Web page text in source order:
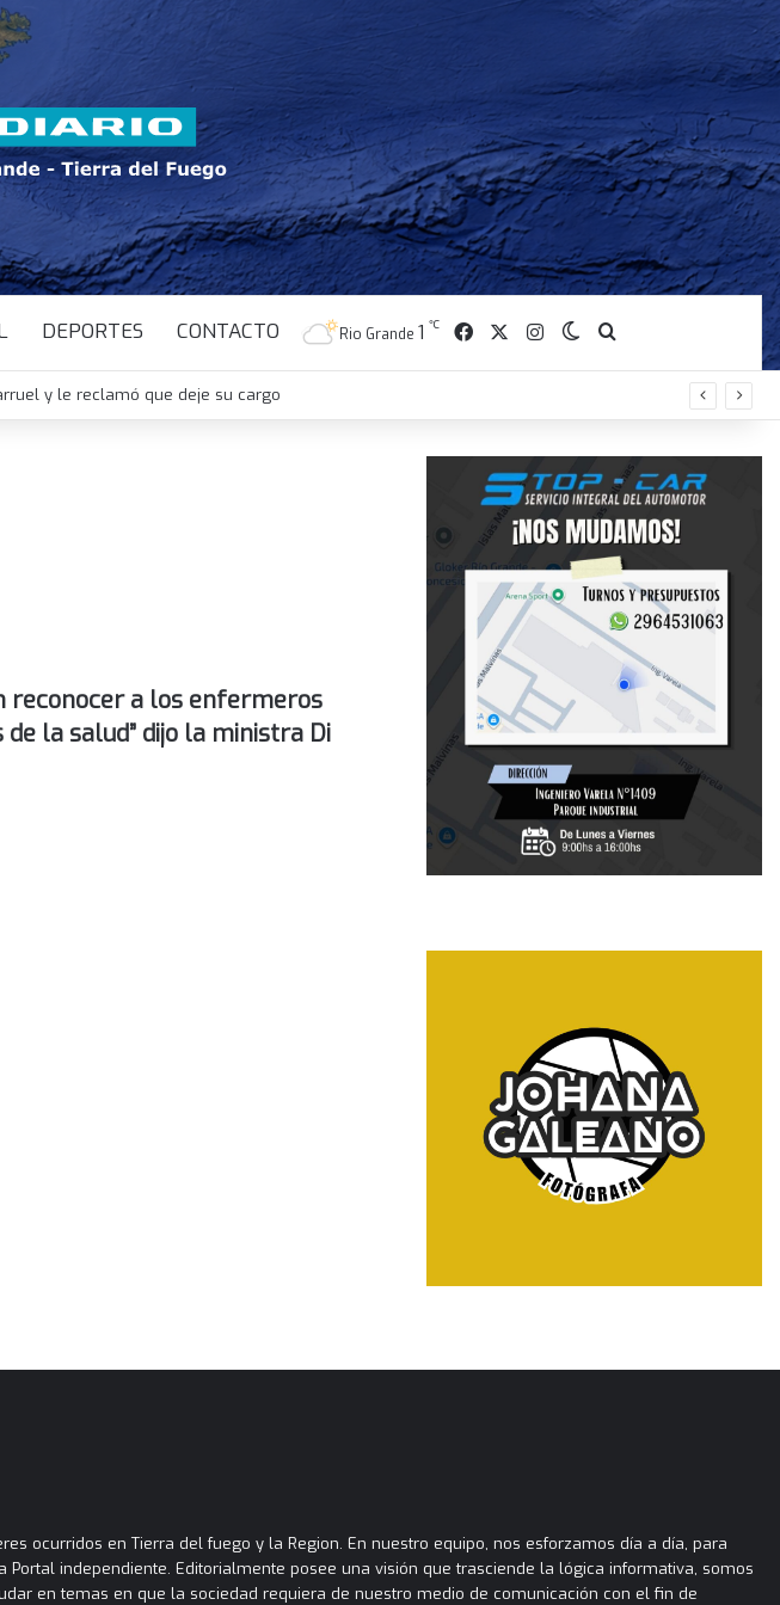
DEPORTES CONTACTO Rio Grande 1 ℃ Facebook InstagramSwitch skin
Buscar
y le reclamó que deje su cargo
reconocer a los enfermeros
la salud” dijo la ministra Di
ocurridos en Tierra del fuego y la Region. En nuestro equipo, nos esforzamos día a día, para
independiente. Editorialmente posee una visión que trasciende la lógica informativa, somos
en temas en que la sociedad requiera de nuestro medio de comunicación con el fin de